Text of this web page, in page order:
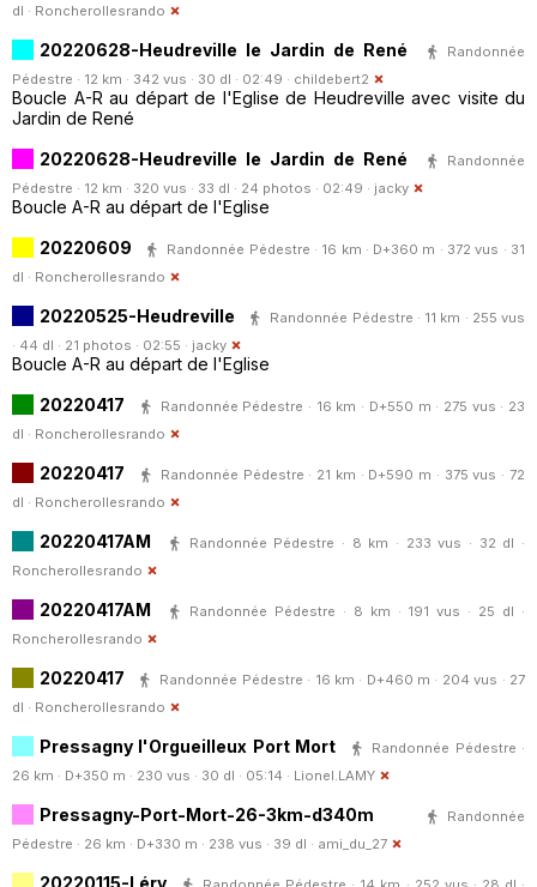
dl · Roncherollesrando
20220628-Heudreville le Jardin de René
Randonnée
Pédestre · 12 km · 342 vus · 30 dl · 02:49 · childebert2
Boucle A-R au départ de l'Eglise de Heudreville avec visite du
Jardin de René
20220628-Heudreville le Jardin de René
Randonnée
Pédestre · 12 km · 320 vus · 33 dl · 24 photos · 02:49 · jacky
Boucle A-R au départ de l'Eglise
20220609
Randonnée Pédestre · 16 km · D+360 m · 372 vus · 31
dl · Roncherollesrando
20220525-Heudreville
Randonnée Pédestre · 11 km · 255 vus
· 44 dl · 21 photos · 02:55 · jacky
Boucle A-R au départ de l'Eglise
20220417
Randonnée Pédestre · 16 km · D+550 m · 275 vus · 23
dl · Roncherollesrando
20220417
Randonnée Pédestre · 21 km · D+590 m · 375 vus · 72
dl · Roncherollesrando
20220417AM
Randonnée Pédestre · 8 km · 233 vus · 32 dl ·
Roncherollesrando
20220417AM
Randonnée Pédestre · 8 km · 191 vus · 25 dl ·
Roncherollesrando
20220417
Randonnée Pédestre · 16 km · D+460 m · 204 vus · 27
dl · Roncherollesrando
Pressagny l'Orgueilleux Port Mort
Randonnée Pédestre ·
26 km · D+350 m · 230 vus · 30 dl · 05:14 · Lionel.LAMY
Pressagny-Port-Mort-26-3km-d340m
Randonnée
Pédestre · 26 km · D+330 m · 238 vus · 39 dl · ami_du_27
20220115-Léry